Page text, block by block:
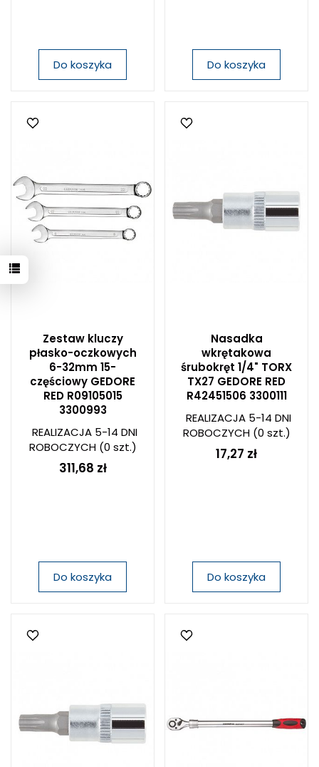
Do koszyka Do koszyka
Zestaw kluczy
płasko-oczkowych
6-32mm 15-
częściowy GEDORE
RED R09105015
3300993
REALIZACJA 5-14 DNI
ROBOCZYCH(0 szt.)
311,68 zł
Do koszyka
Nasadka
wkrętakowa
śrubokręt 1/4" TORX
TX27 GEDORE RED
R42451506 3300111
REALIZACJA 5-14 DNI
ROBOCZYCH(0 szt.)
17,27 zł
Do koszyka